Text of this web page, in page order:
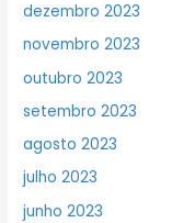
dezembro 2023
novembro 2023
outubro 2023
setembro 2023
agosto 2023
julho 2023
junho 2023